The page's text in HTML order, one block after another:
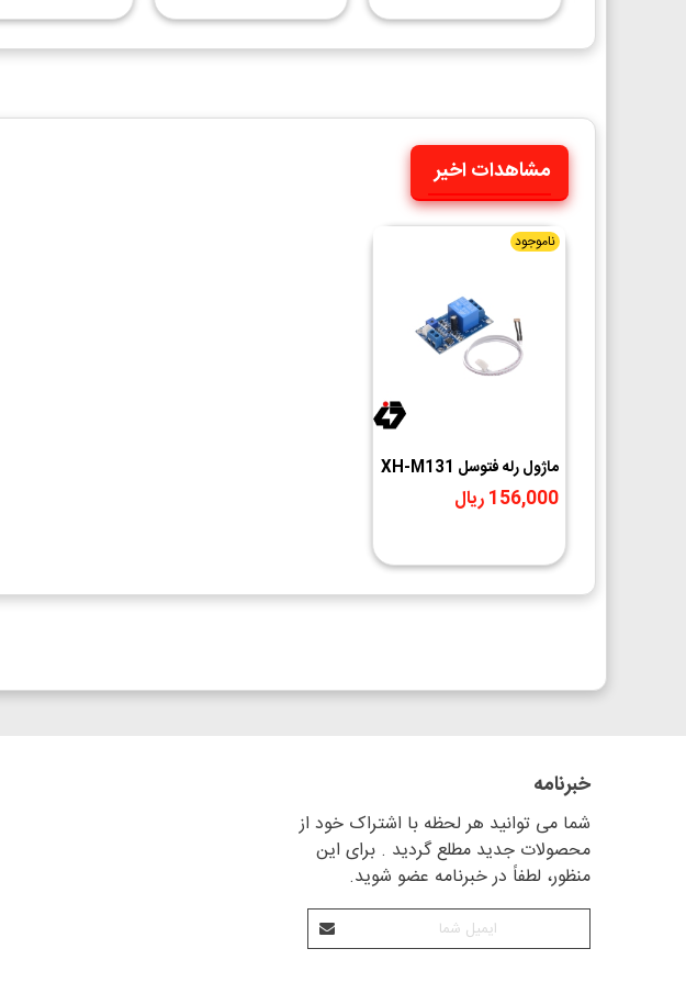
مشاهدات اخیر
ناموجود
ماژول رله فتوسل XH-M131
156,000 ریال
خبرنامه
شما می توانید هر لحظه با اشتراک خود از
محصولات جدید مطلع گردید . برای این
منظور، لطفاً در خبرنامه عضو شوید.